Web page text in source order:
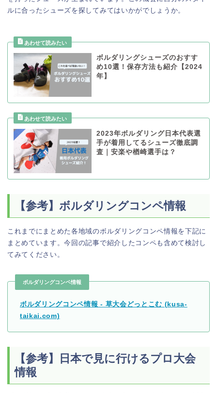
ルに合ったシューズを探してみてはいかがでしょうか。
ボルダリングシューズのおすす
め10選！保存方法も紹介【2024
年】
2023年ボルダリング日本代表選
手が着用してるシューズ徹底調
査｜安楽や楢崎選手は？
【参考】ボルダリングコンペ情報
これまでにまとめた各地域のボルダリングコンペ情報を下記に
まとめています。今回の記事で紹介したコンペも含めて検討し
てみてください。
ボルダリングコンペ情報
ボルダリングコンペ情報 - 草大会どっとこむ (kusa-
taikai.com)
【参考】日本で見に行けるプロ大会
情報